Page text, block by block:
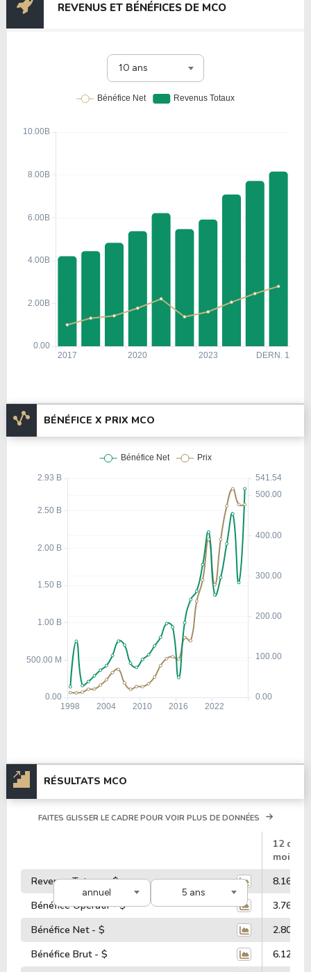
REVENUS ET BÉNÉFICES DE MCO
10 ans
BÉNÉFICE X PRIX MCO
RÉSULTATS MCO
annuel 5 ans
FAITES GLISSER LE CADRE POUR VOIR PLUS DE DONNÉES
12
mois
Revenus Totaux - $
8.16
Bénéfice Opératif - $
3.76
Bénéfice Net - $
2.80
Bénéfice Brut - $
6.12